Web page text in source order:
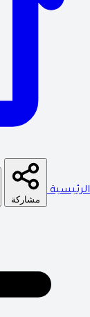
الرئيسية
مشاركة